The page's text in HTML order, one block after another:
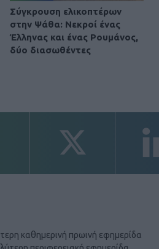
Σύγκρουση ελικοπτέρων
στην Ψάθα: Νεκροί ένας
Έλληνας και ένας Ρουμάνος,
δύο διασωθέντες
καθημερινή πρωινή εφημερίδα